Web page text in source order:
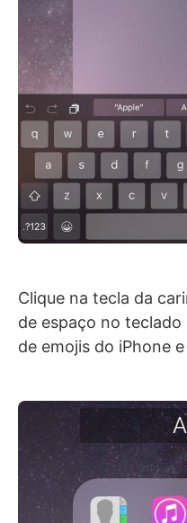
Clique na tecla da
de espaço no teclado
de emojis do iPhone